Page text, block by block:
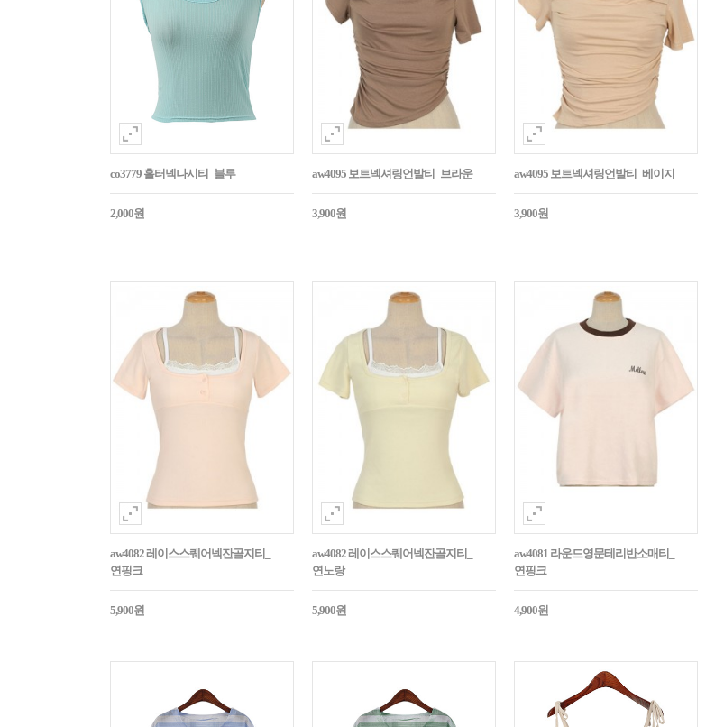
co3779 홀터넥나시티_블루
2,000원
aw4095 보트넥셔링언발티_브라운
3,900원
aw4095 보트넥셔링언발티_베이지
3,900원
aw4082 레이스스퀘어넥잔골지티_
연핑크
5,900원
aw4082 레이스스퀘어넥잔골지티_
연노랑
5,900원
aw4081 라운드영문테리반소매티_
연핑크
4,900원